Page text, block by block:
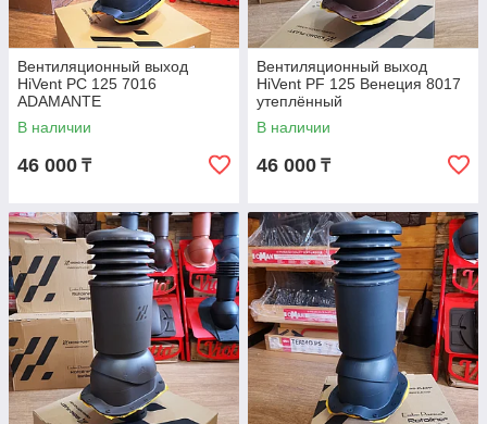
Вентиляционный выход
HiVent PC 125 7016
ADAMANTE
В наличии
46 000 ₸
Вентиляционный выход
HiVent PF 125 Венеция 8017
утеплённый
В наличии
46 000 ₸